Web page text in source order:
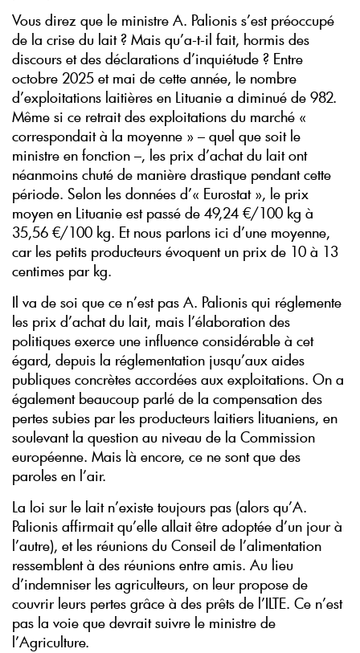
Vous direz que le ministre A. Palionis s’est préoccupé
de la crise du lait ? Mais qu’a-t-il fait, hormis des
discours et des déclarations d’inquiétude ? Entre
octobre 2025 et mai de cette année, le nombre
d’exploitations laitières en Lituanie a diminué de 982.
Même si ce retrait des exploitations du marché «
correspondait à la moyenne » – quel que soit le
ministre en fonction –, les prix d’achat du lait ont
néanmoins chuté de manière drastique pendant cette
période. Selon les données d’« Eurostat », le prix
moyen en Lituanie est passé de 49,24 €/100 kg à
35,56 €/100 kg. Et nous parlons ici d’une moyenne,
car les petits producteurs évoquent un prix de 10 à 13
centimes par kg.
Il va de soi que ce n’est pas A. Palionis qui réglemente
les prix d’achat du lait, mais l’élaboration des
politiques exerce une influence considérable à cet
égard, depuis la réglementation jusqu’aux aides
publiques concrètes accordées aux exploitations. On a
également beaucoup parlé de la compensation des
pertes subies par les producteurs laitiers lituaniens, en
soulevant la question au niveau de la Commission
européenne. Mais là encore, ce ne sont que des
paroles en l’air.
La loi sur le lait n’existe toujours pas (alors qu’A.
Palionis affirmait qu’elle allait être adoptée d’un jour à
l’autre), et les réunions du Conseil de l’alimentation
ressemblent à des réunions entre amis. Au lieu
d’indemniser les agriculteurs, on leur propose de
couvrir leurs pertes grâce à des prêts de l’ILTE. Ce n’est
pas la voie que devrait suivre le ministre de
l’Agriculture.